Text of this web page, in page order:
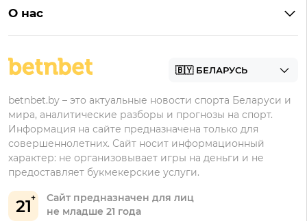
БК для ставок на киберспорт
Бонусы Бетера
Бонусы Винлайн
Марафонбет
О нас
21
Сайт предназначен для лиц
не младше 21 года
betnbet.by – это актуальные новости спорта Беларуси и
мира, аналитические разборы и прогнозы на спорт.
Информация на сайте предназначена только для
совершеннолетних. Сайт носит информационный
характер: не организовывает игры на деньги и не
предоставляет букмекерские услуги.